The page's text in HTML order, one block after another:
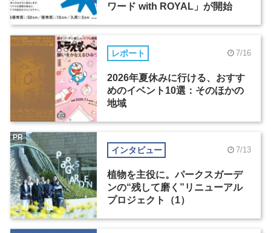
ワード with ROYAL」が開始
レポート 7/16
2026年夏休みに行ける、おすす
めのイベント10選：そのほかの
地域
インタビュー 7/13
植物を主役に。パークスガーデ
ンの“残して磨く”リニューアル
プロジェクト（1）
PR